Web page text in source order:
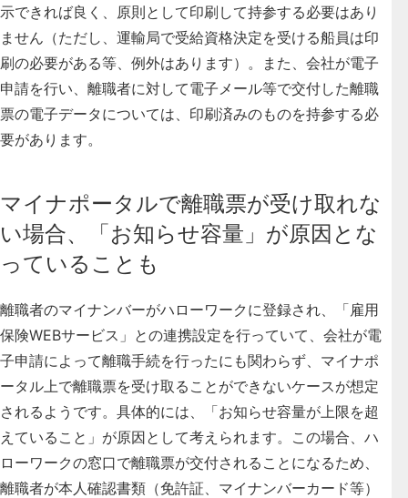
示できれば良く、原則として印刷して持参する必要はあり
ません（ただし、運輸局で受給資格決定を受ける船員は印
刷の必要がある等、例外はあります）。
また、会社が電子
申請を行い、離職者に対して電子メール等で交付した離職
票の電子データについては、印刷済みのものを持参する必
要があります。
マイナポータルで離職票が受け取れな
い場合、「お知らせ容量」が原因とな
っていることも
離職者のマイナンバーがハローワークに登録され、「雇用
保険WEBサービス」との連携設定を行っていて、会社が電
子申請によって離職手続を行ったにも関わらず、マイナポ
ータル上で離職票を受け取ることができないケースが想定
されるようです。具体的には、「お知らせ容量が上限を超
えていること」が原因として考えられます。 この場合、ハ
ローワークの窓口で離職票が交付されることになるため、
離職者が本人確認書類（免許証、マイナンバーカード等）